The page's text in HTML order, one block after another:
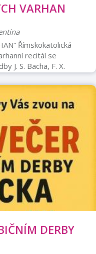
VARHAN
Římskokatolická
recitál se
J. S. Bacha, F. X.
Kuchaře a dalších
Karel Monsport a
Múzických
Šupola,
Ostrava a držitel 1.
mezinárodní
...
DERBY